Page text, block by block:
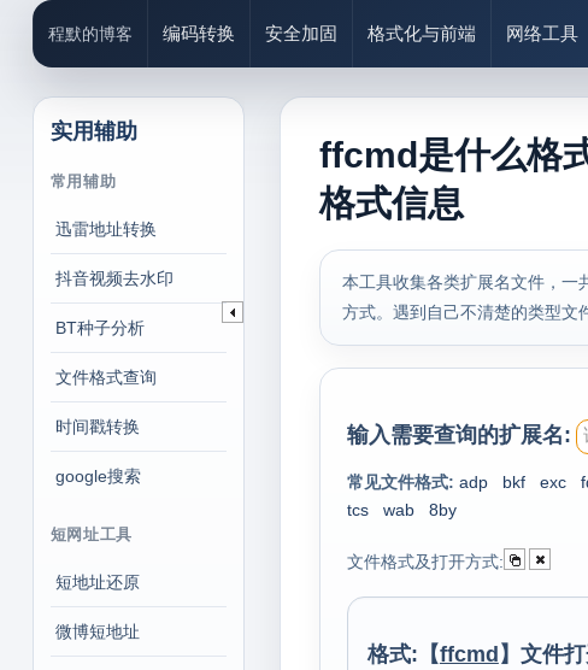
程默的博客 编码转换 安全加固 格式化与前端 网络工具
实用辅助
常用辅助
迅雷地址转换
抖音视频去水印
BT种子分析
文件格式查询
时间戳转换
google搜索
短网址工具
短地址还原
微博短地址
ffcmd是什么格
格式信息
本工具收集各类扩展名文件，一
方式。遇到自己不清楚的类型文
输入需要查询的扩展名:
常见文件格式: adp bkf exc
tcs
wab 8by
文件格式及打开方式:
格式:【ffcmd 】文件